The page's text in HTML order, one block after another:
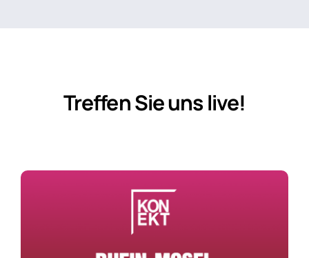
Treffen Sie uns live!